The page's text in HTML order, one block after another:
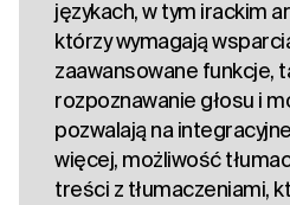
językach, w tym irackim
którzy wymagają
zaawansowane funkcje,
rozpoznawanie głosu i
pozwalają na
więcej, możliwość
treści z tłumaczeniami,